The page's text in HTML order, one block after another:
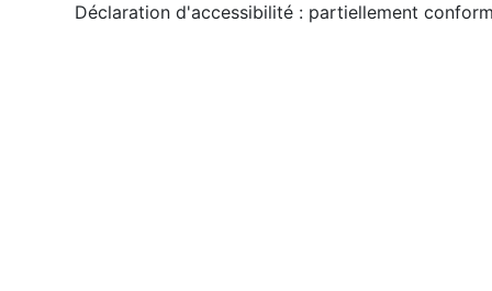
Déclaration d'accessibilité : partiellement